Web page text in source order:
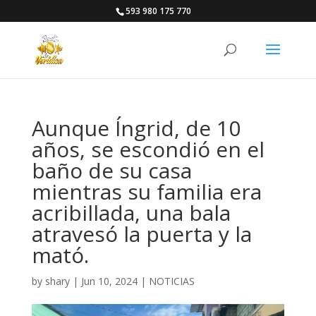
593 980 175 770
Aunque Íngrid, de 10
años, se escondió en el
baño de su casa
mientras su familia era
acribillada, una bala
atravesó la puerta y la
mató.
by shary| Jun 10, 2024| NOTICIAS